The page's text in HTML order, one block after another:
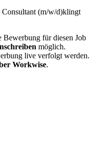
Consultant (m/w/d)klingt
Bewerbung für diesen Job
möglich.
live verfolgt werden.
Workwise.